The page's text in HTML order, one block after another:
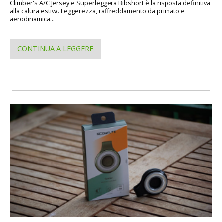
Climber's A/C Jersey e Superleggera Bibshort è la risposta definitiva
alla calura estiva. Leggerezza, raffreddamento da primato e
aerodinamica...
CONTINUA A LEGGERE